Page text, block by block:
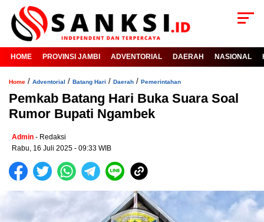
HOME PROVINSI JAMBI ADVENTORIAL DAERAH NASIONAL
Home / Adventorial / Batang Hari / Daerah / Pemerintahan
Pemkab Batang Hari Buka Suara Soal
Rumor Bupati Ngambek
Admin - Redaksi
Rabu, 16 Juli 2025 - 09:33 WIB